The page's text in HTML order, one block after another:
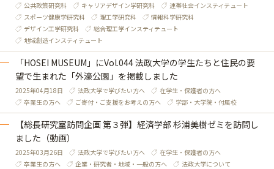
公共政策研究科
キャリアデザイン学研究科
連帯社会インスティテュート
スポーツ健康学研究科
理工学研究科
情報科学研究科
デザイン工学研究科
総合理工学インスティテュート
地域創造インスティテュート
「HOSEI MUSEUM」にVol.044 法政大学の学生たちと住民の要
望で生まれた「外濠公園」を掲載しました
2025年04月18日 法政大学で学びたい方へ
在学生・保護者の方へ
卒業生の方へ
ご寄付・ご支援をお考えの方へ 学部・大学院・付属校
【総長研究室訪問企画 第３弾】経済学部 杉浦美樹ゼミを訪問し
ました（動画）
2025年03月26日 法政大学で学びたい方へ
在学生・保護者の方へ
卒業生の方へ
企業・研究者・地域・一般の方へ
法政大学について